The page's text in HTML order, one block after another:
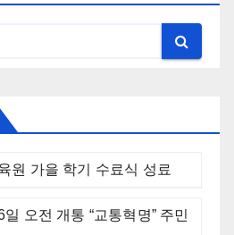
원 가을 학기 수료식 성료
오전 개통 “교통혁명” 주민